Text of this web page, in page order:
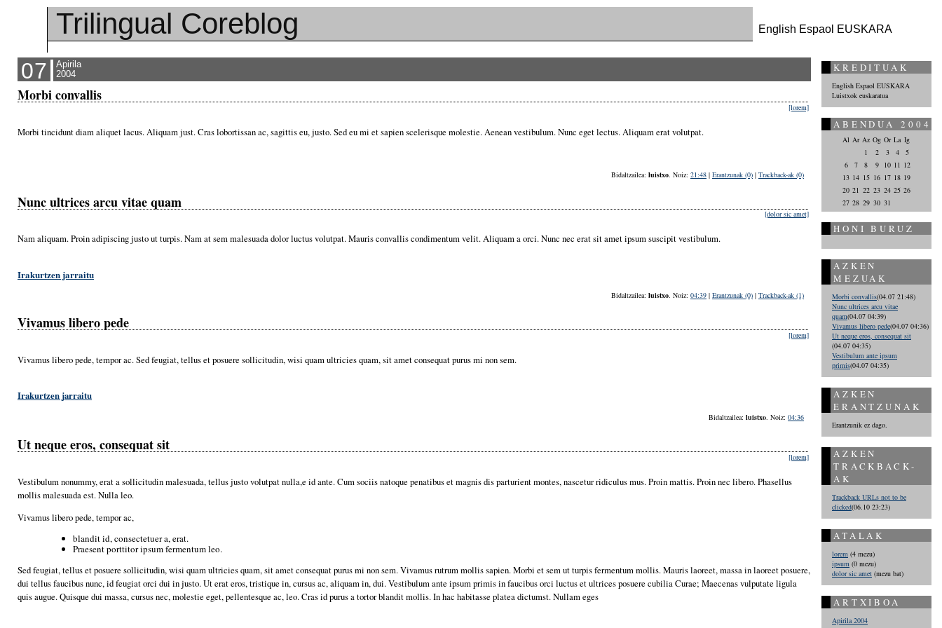
Trilingual Coreblog English Espaol EUSKARA
07
Apirila
2004
Morbi convallis
[lorem]
Morbi tincidunt diam aliquet lacus. Aliquam just. Cras lobortissan ac, sagittis eu, justo. Sed eu mi et sapien scelerisque molestie. Aenean vestibulum. Nunc eget lectus. Aliquam erat volutpat.
Bidaltzailea: luistxo . Noiz: 21:48 | Erantzunak (0) | Trackback-ak (0)
Nunc ultrices arcu vitae quam
[dolor sic amet]
Nam aliquam. Proin adipiscing justo ut turpis. Nam at sem malesuada dolor luctus volutpat. Mauris convallis condimentum velit. Aliquam a orci. Nunc nec erat sit amet ipsum suscipit vestibulum.
Irakurtzen jarraitu
Bidaltzailea: luistxo. Noiz: 04:39 | Erantzunak (0) | Trackback-ak (1)
Vivamus libero pede
[lorem]
Vivamus libero pede, tempor ac. Sed feugiat, tellus et posuere sollicitudin, wisi quam ultricies quam, sit amet consequat purus mi non sem.
Irakurtzen jarraitu
Bidaltzailea: luistxo. Noiz: 04:36
Ut neque eros, consequat sit
[lorem]
Vestibulum nonummy, erat a sollicitudin malesuada, tellus justo volutpat nulla,e id ante. Cum sociis natoque penatibus et magnis dis parturient montes, nascetur ridiculus mus. Proin mattis. Proin nec libero. Phasellus
mollis malesuada est. Nulla leo.
Vivamus libero pede, tempor ac,
blandit id, consectetuer a, erat.
Praesent porttitor ipsum fermentum leo.
Sed feugiat, tellus et posuere sollicitudin, wisi quam ultricies quam, sit amet consequat purus mi non sem. Vivamus rutrum mollis sapien. Morbi et sem ut turpis fermentum mollis. Mauris laoreet, massa in laoreet posuere,
dui tellus faucibus nunc, id feugiat orci dui in justo. Ut erat eros, tristique in, cursus ac, aliquam in, dui. Vestibulum ante ipsum primis in faucibus orci luctus et ultrices posuere cubilia Curae; Maecenas vulputate ligula
quis augue. Quisque dui massa, cursus nec, molestie eget, pellentesque ac, leo. Cras id purus a tortor blandit mollis. In hac habitasse platea dictumst. Nullam eges
KREDITUAK
English Espaol EUSKARA
Luistxok euskaratua
ABENDUA 2004
Al Ar Az Og Or La Ig
1
2 3 4
5
6
7 8 9 10 11 12
13 14 15 16 17 18 19
20 21 22 23 24 25 26
27 28 29 30 31
HONI BURUZ
AZKEN
MEZUAK
Morbi convallis(04.07 21:48)
Nunc ultrices arcu vitae
quam(04.07 04:39)
Vivamus libero pede(04.07 04:36)
Ut neque eros, consequat sit
(04.07 04:35)
Vestibulum ante ipsum
primis(04.07 04:35)
AZKEN
ERANTZUNAK
Erantzunik ez dago.
AZKEN
TRACKBACK-
AK
Trackback URLs not to be
clicked(06.10 23:23)
ATALAK
lorem (4 mezu)
ipsum (0 mezu)
dolor sic amet (mezu bat)
ARTXIBOA
Apirila 2004